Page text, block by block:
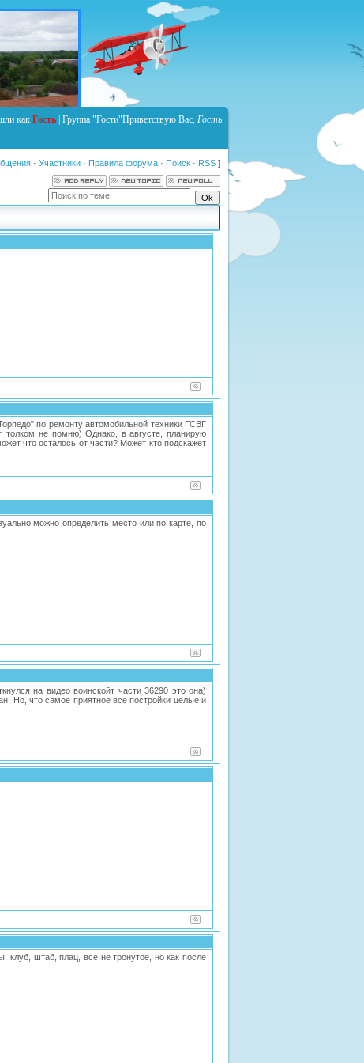
как Гость Группа "Гости"Приветствую Вас, Гость
· Участники · Правила форума · Поиск · RSS ]
по ремонту автомобильной техники ГСВГ
толком не помню) Однако, в августе, планирую
что осталось от части? Может кто подскажет
можно определить место или по карте, по
на видео воинскойт части 36290 это она)
Но, что самое приятное все постройки целые и
клуб, штаб, плац, все не тронутое, но как после